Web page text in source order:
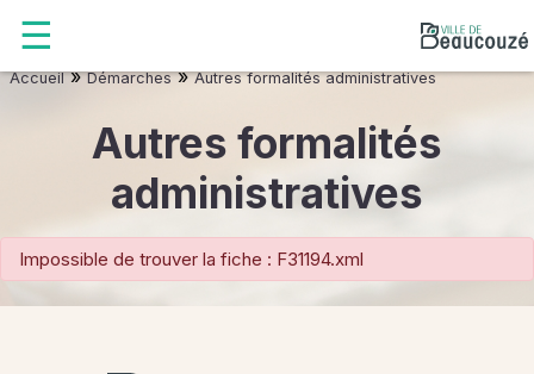
Accueil»Démarches»Autres formalités administratives
Autres formalités
administratives
Impossible de trouver la fiche : F31194.xml